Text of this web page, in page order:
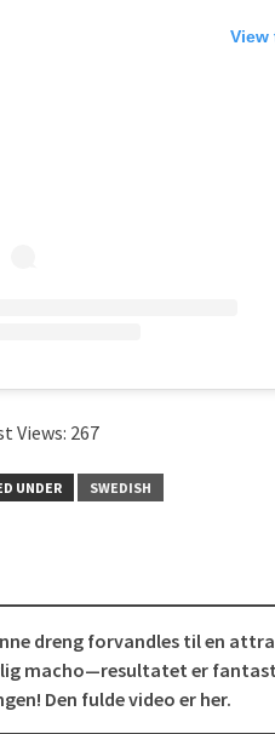
View
Views: 267
UNDER SWEDISH
dreng forvandles til en
macho—resultatet er
Den fulde video er her.